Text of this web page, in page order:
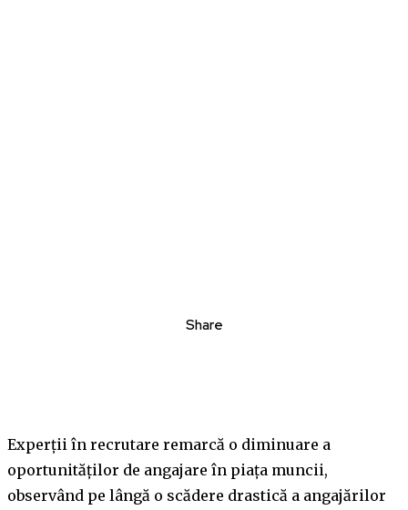
Share
Experții în recrutare remarcă o diminuare a
oportunităților de angajare în piața muncii,
observând pe lângă o scădere drastică a angajărilor